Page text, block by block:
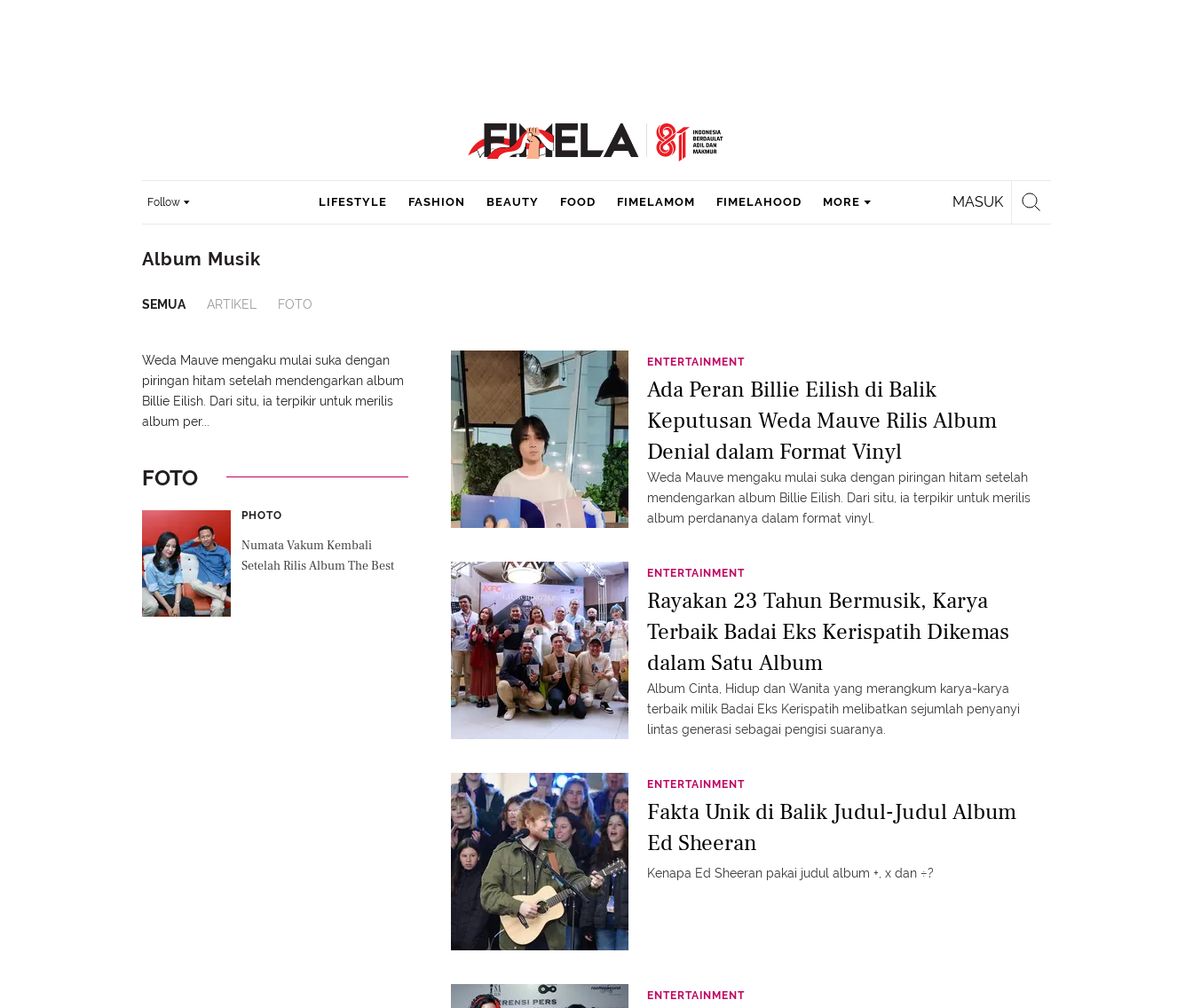
Follow MASUK
LIFESTYLE FASHION BEAUTY FOOD FIMELAMOM FIMELAHOOD MORE
Album Musik
SEMUA ARTIKEL FOTO
Weda Mauve mengaku mulai suka dengan
piringan hitam setelah mendengarkan album
Billie Eilish. Dari situ, ia terpikir untuk merilis
album per...
FOTO
PHOTO
Numata Vakum Kembali
Setelah Rilis Album The Best
ENTERTAINMENT
Ada Peran Billie Eilish di Balik
Keputusan Weda Mauve Rilis Album
Denial dalam Format Vinyl
Weda Mauve mengaku mulai suka dengan piringan hitam setelah
mendengarkan album Billie Eilish. Dari situ, ia terpikir untuk merilis
album perdananya dalam format vinyl.
ENTERTAINMENT
Rayakan 23 Tahun Bermusik, Karya
Terbaik Badai Eks Kerispatih Dikemas
dalam Satu Album
Album Cinta, Hidup dan Wanita yang merangkum karya-karya
terbaik milik Badai Eks Kerispatih melibatkan sejumlah penyanyi
lintas generasi sebagai pengisi suaranya.
ENTERTAINMENT
Fakta Unik di Balik Judul-Judul Album
Ed Sheeran
Kenapa Ed Sheeran pakai judul album +, x dan ÷?
ENTERTAINMENT